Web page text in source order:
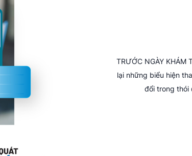
TRƯỚC NGÀY KHÁM
lại những biểu hiện
đổi trong thói